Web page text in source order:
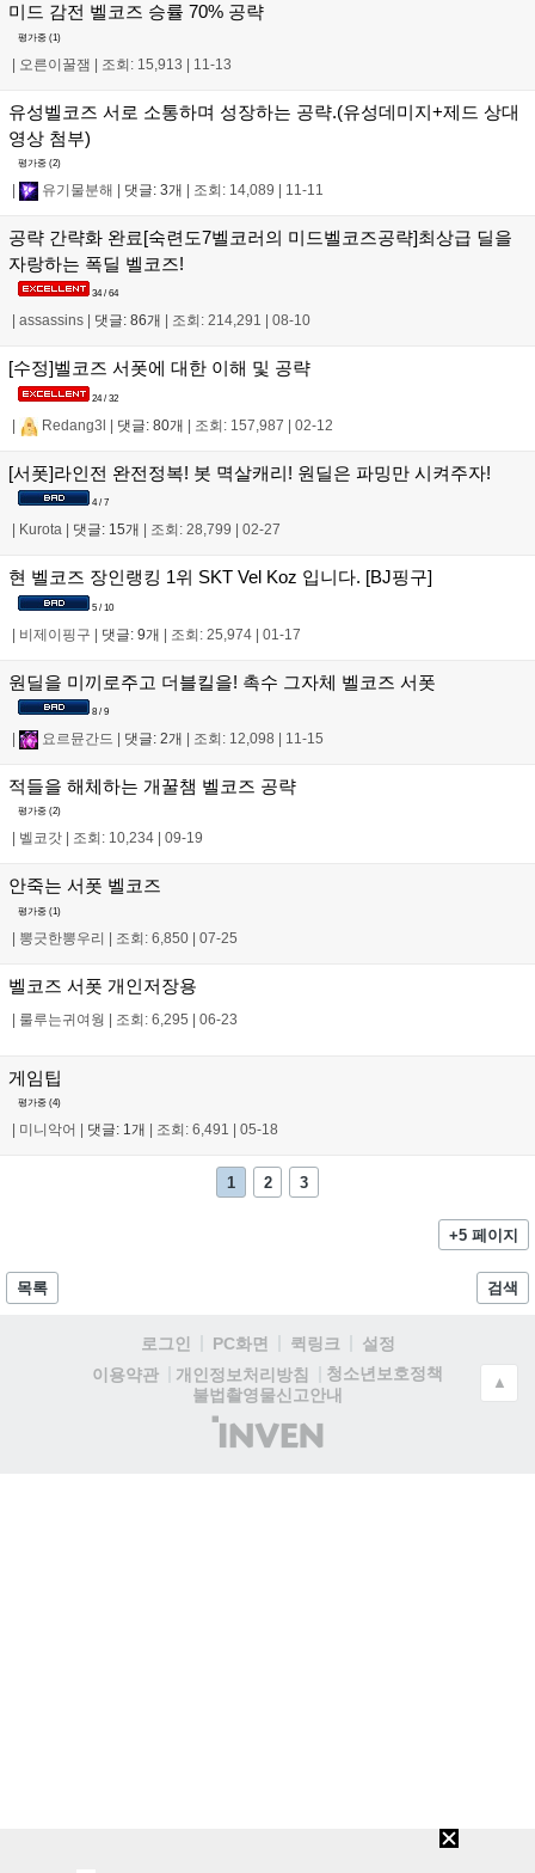
미드 감전 벨코즈 승률 70% 공략
평가중 (1)
| 오른이꿀잼 | 조회: 15,913 | 11-13
유성벨코즈 서로 소통하며 성장하는 공략.(유성데미지+제드 상대
영상 첨부)
평가중 (2)
유기물분해 댓글: 3개 조회: 14,089 11-11
공략 간략화 완료[숙련도7벨코러의 미드벨코즈공략]최상급 딜을
자랑하는 폭딜 벨코즈!
34 / 64
assassins 댓글: 86개 조회: 214,291 08-10
[수정]벨코즈 서폿에 대한 이해 및 공략
24 / 32
| Redang3l | 댓글: 80개 | 조회: 157,987 | 02-12
[서폿]라인전 완전정복! 봇 멱살캐리! 원딜은 파밍만 시켜주자!
4 / 7
Kurota 댓글: 15개 조회: 28,799 02-27
현 벨코즈 장인랭킹 1위 SKT Vel Koz 입니다. [BJ핑구]
5 / 10
| 비제이핑구 | 댓글: 9개 | 조회: 25,974 | 01-17
원딜을 미끼로주고 더블킬을! 촉수 그자체 벨코즈 서폿
8 / 9
요르뮨간드 댓글: 2개 조회: 12,098 11-15
적들을 해체하는 개꿀챔 벨코즈 공략
평가중 (2)
벨코갓 조회: 10,234 09-19
안죽는 서폿 벨코즈
평가중 (1)
| 뽕긋한뽕우리 | 조회: 6,850 | 07-25
벨코즈 서폿 개인저장용
| 룰루는귀여웡 | 조회: 6,295 | 06-23
게임팁
평가중 (4)
미니악어 댓글: 1개 조회: 6,491 05-18
1 2 3
+5 페이지
목록 검색
로그인 PC화면 퀵링크
설정
이용약관
개인정보처리방침
청소년보호정책
불법촬영물신고안내
(주)
인
▲